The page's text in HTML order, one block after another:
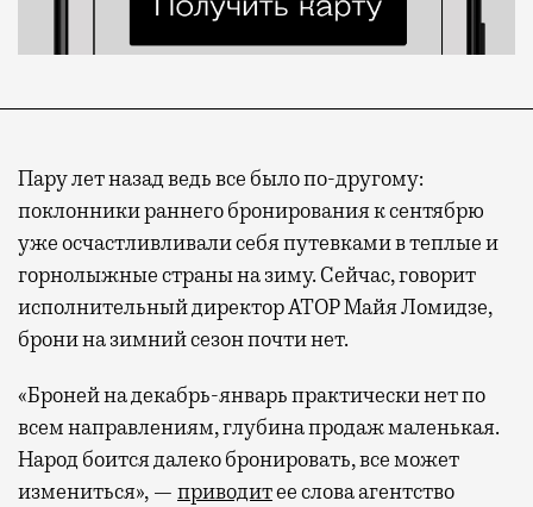
Пару лет назад ведь все было по-другому:
поклонники раннего бронирования к сентябрю
уже осчастливливали себя путевками в теплые и
горнолыжные страны на зиму. Сейчас, говорит
исполнительный директор АТОР Майя Ломидзе,
брони на зимний сезон почти нет.
«Броней на декабрь-январь практически нет по
всем направлениям, глубина продаж маленькая.
Народ боится далеко бронировать, все может
измениться», — приводитее слова агентство